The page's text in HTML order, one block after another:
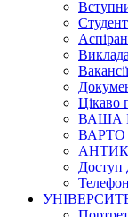
Вакансії
Цікаво
ВАША
ВАРТО
Доступ